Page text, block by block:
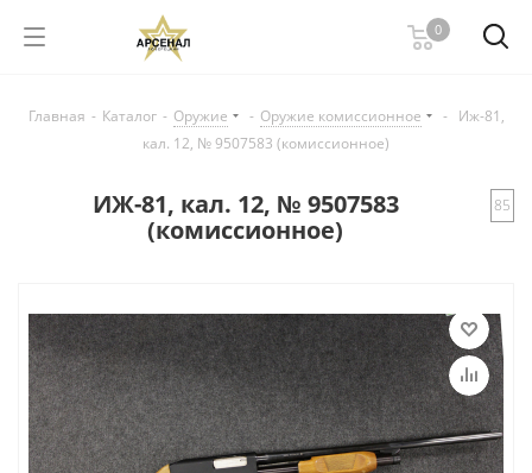
0
Главная - Каталог - Оружие - Оружие комиссионное -
Иж-81,
кал. 12, № 9507583 (комиссионное)
ИЖ-81, кал. 12, № 9507583
(комиссионное)
85